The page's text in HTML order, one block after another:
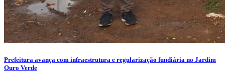
Prefeitura avança com infraestrutura e regularização fundiária no Jardim
Ouro Verde